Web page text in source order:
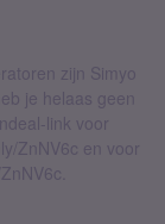
zijn Simyo
je helaas geen
link voor
ZnNV6c en voor